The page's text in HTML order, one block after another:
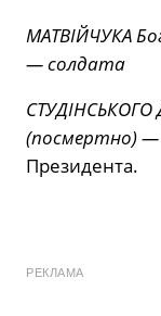
МАТВІЙЧУКА
— солдата
СТУДІНСЬКОГО
(посмертно) —
Президента.
РЕКЛАМА